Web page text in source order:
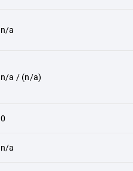
n/a
n/a / (n/a)
0
n/a